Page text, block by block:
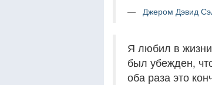
Джером Дэвид
Я любил в
был убежден,
оба раза это